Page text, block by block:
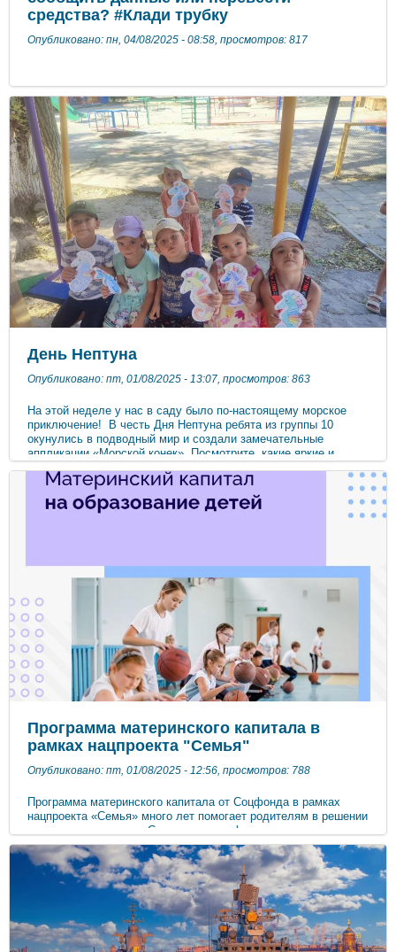
средства? #Клади трубку
Опубликовано: пн, 04/08/2025 - 08:58, просмотров: 817
День Нептуна
Опубликовано: пт, 01/08/2025 - 13:07, просмотров: 863
На этой неделе у нас в саду было по-настоящему морское
приключение! В честь Дня Нептуна ребята из группы 10
окунулись в подводный мир и создали замечательные
аппликации «Морской конек». Посмотрите, какие яркие и
наши маленькие творцы. ​​​​​​​ ​​​​​​​
Программа материнского капитала в
рамках нацпроекта "Семья"
Опубликовано: пт, 01/08/2025 - 12:56, просмотров: 788
Программа материнского капитала от Соцфонда в рамках
нацпроекта «Семья» много лет помогает родителям в решении
самых важных задач. Средства сертификата можно
использовать по множеству направлений. Образование детей
–одно из них. С начала года Отделение СФР по Крыму
одобрило более 3700 заявлений на распоряжение средствами
материнского капитала на получение образования детей. Речь
не только об обучении в вузе или на курсах. Маткапитал
можно направить на развитие творческого потенциала ребенка
– занятия изобразительным и театральным искусством,
музыкой, пением и так далее.